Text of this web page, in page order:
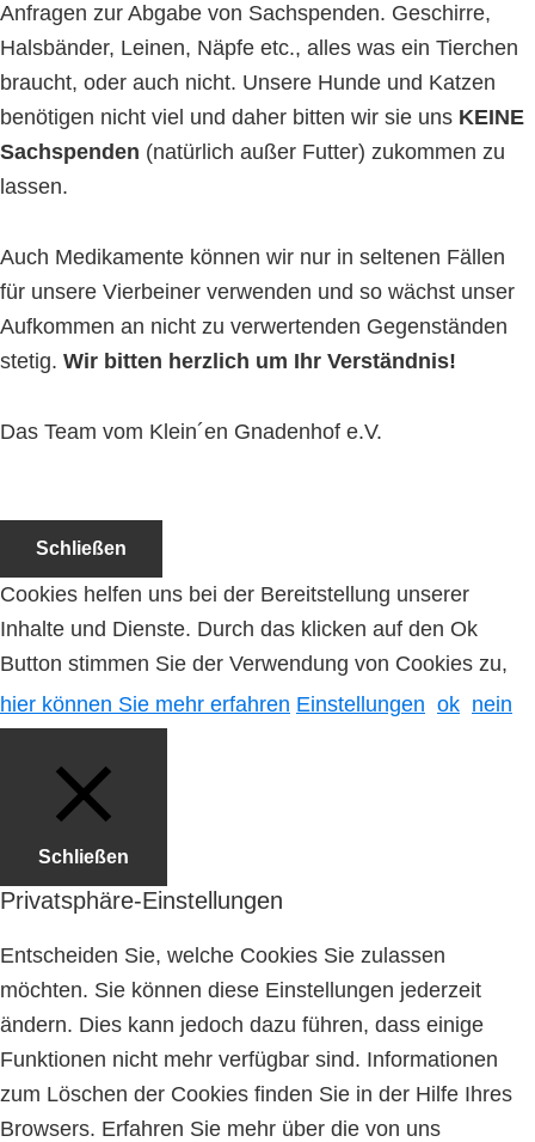
Anfragen zur Abgabe von Sachspenden. Geschirre,
Halsbänder, Leinen, Näpfe etc., alles was ein Tierchen
braucht, oder auch nicht. Unsere Hunde und Katzen
benötigen nicht viel und daher bitten wir sie uns KEINE
Sachspenden (natürlich außer Futter) zukommen zu
lassen.
Auch Medikamente können wir nur in seltenen Fällen
für unsere Vierbeiner verwenden und so wächst unser
Aufkommen an nicht zu verwertenden Gegenständen
stetig. Wir bitten herzlich um Ihr Verständnis!
Das Team vom Klein´en Gnadenhof e.V.
Schließen
Cookies helfen uns bei der Bereitstellung unserer
Inhalte und Dienste. Durch das klicken auf den Ok
Button stimmen Sie der Verwendung von Cookies zu,
hier können Sie mehr erfahren Einstellungen ok nein
Schließen
Privatsphäre-Einstellungen
Entscheiden Sie, welche Cookies Sie zulassen
möchten. Sie können diese Einstellungen jederzeit
ändern. Dies kann jedoch dazu führen, dass einige
Funktionen nicht mehr verfügbar sind. Informationen
zum Löschen der Cookies finden Sie in der Hilfe Ihres
Browsers. Erfahren Sie mehr über die von uns